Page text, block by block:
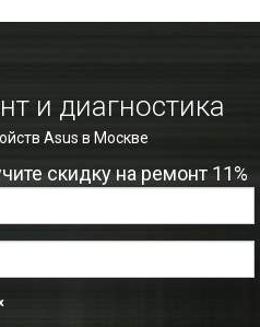
и диагностика
Asus в Москве
скидку на ремонт 11%